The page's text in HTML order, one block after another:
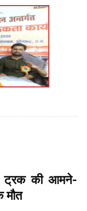
ट्रक की आमने-
मौत